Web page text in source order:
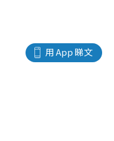
用 App 睇文